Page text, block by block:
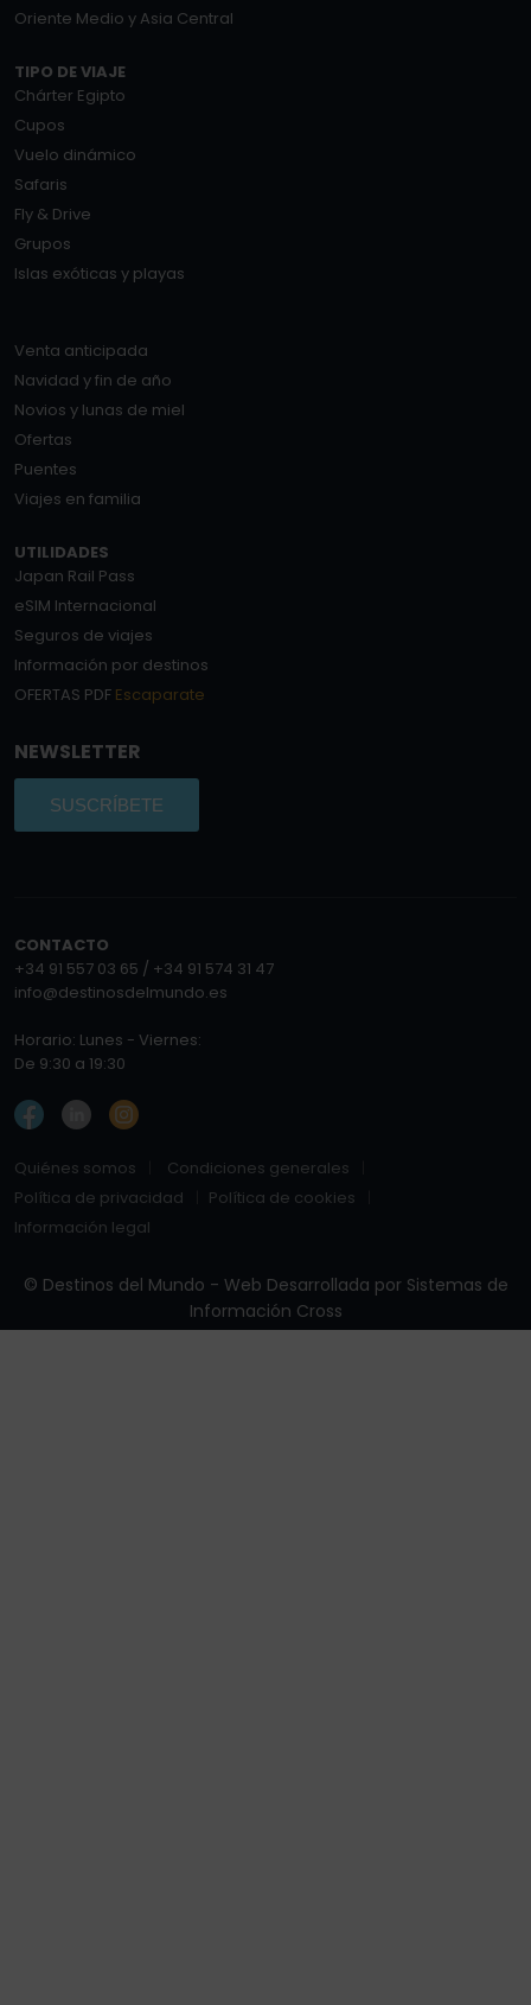
Oriente Medio y Asia Central
TIPO DE VIAJE
Chárter Egipto
Cupos
Vuelo dinámico
Safaris
Fly & Drive
Grupos
Islas exóticas y playas
Venta anticipada
Navidad y fin de año
Novios y lunas de miel
Ofertas
Puentes
Viajes en familia
UTILIDADES
Japan Rail Pass
eSIM Internacional
Seguros de viajes
Información por destinos
OFERTAS PDF Escaparate
NEWSLETTER
SUSCRÍBETE
CONTACTO
+34 91 557 03 65 / +34 91 574 31 47
info@destinosdelmundo.es
Horario: Lunes - Viernes:
De 9:30 a 19:30
Quiénes somos
Condiciones generales
Política de privacidad
Política de cookies
Información legal
© Destinos del Mundo - Web Desarrollada por Sistemas de
Información Cross